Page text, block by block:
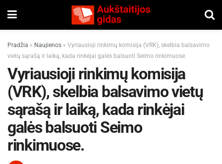
Pradžia » Naujienos » Vyriausioji rinkimų komisija (VRK), skelbia balsavimo
vietų sąrašą ir laiką, kada rinkėjai galės balsuoti Seimo rinkimuose.
Vyriausioji rinkimų komisija
(VRK), skelbia balsavimo vietų
sąrašą ir laiką, kada rinkėjai
galės balsuoti Seimo
rinkimuose.